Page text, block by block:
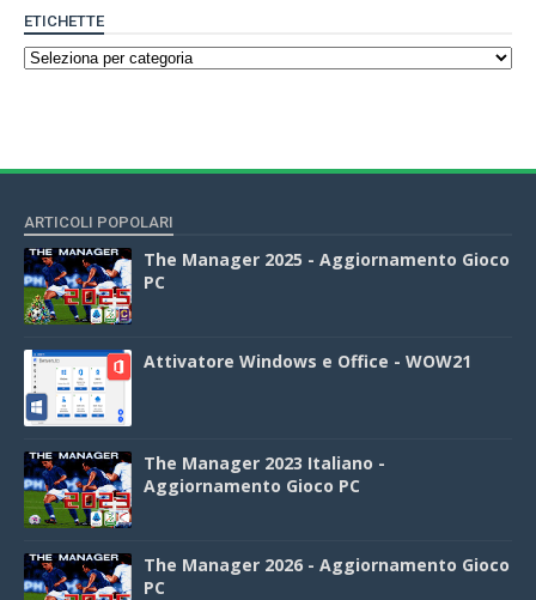
ETICHETTE
ARTICOLI POPOLARI
The Manager 2025 - Aggiornamento Gioco
PC
Attivatore Windows e Office - WOW21
The Manager 2023 Italiano -
Aggiornamento Gioco PC
The Manager 2026 - Aggiornamento Gioco
PC